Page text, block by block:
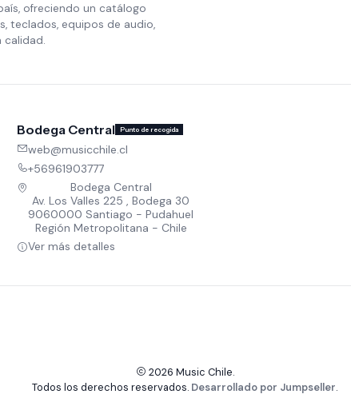
ofreciendo un catálogo
teclados, equipos de audio,
calidad.
Bodega Central Punto de recogida
web@musicchile.cl
+56961903777
Bodega Central
Av. Los Valles 225 , Bodega 30
9060000 Santiago - Pudahuel
Región Metropolitana - Chile
Ver más detalles
2026 Music Chile.
Todos los derechos reservados. Desarrollado por Jumpseller.